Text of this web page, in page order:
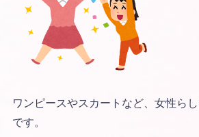
ワンピースやスカートなど、女性ら
です。